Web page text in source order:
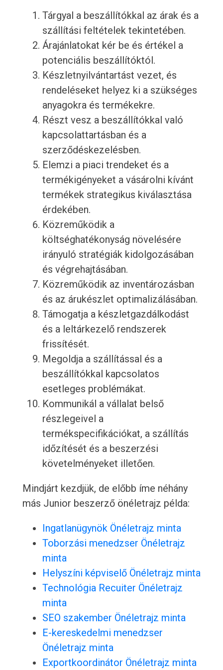
Tárgyal a beszállítókkal az árak és a
szállítási feltételek tekintetében.
Árajánlatokat kér be és értékel a
potenciális beszállítóktól.
Készletnyilvántartást vezet, és
rendeléseket helyez ki a szükséges
anyagokra és termékekre.
Részt vesz a beszállítókkal való
kapcsolattartásban és a
szerződéskezelésben.
Elemzi a piaci trendeket és a
termékigényeket a vásárolni kívánt
termékek strategikus kiválasztása
érdekében.
Közreműködik a
költséghatékonyság növelésére
irányuló stratégiák kidolgozásában
és végrehajtásában.
Közreműködik az inventározásban
és az árukészlet optimalizálásában.
Támogatja a készletgazdálkodást
és a leltárkezelő rendszerek
frissítését.
Megoldja a szállítással és a
beszállítókkal kapcsolatos
esetleges problémákat.
Kommunikál a vállalat belső
részlegeivel a
termékspecifikációkat, a szállítás
időzítését és a beszerzési
követelményeket illetően.
Mindjárt kezdjük, de előbb íme néhány
más Junior beszerző önéletrajz példa:
Ingatlanügynök Önéletrajz minta
Toborzási menedzser Önéletrajz
minta
Helyszíni képviselő Önéletrajz minta
Technológia Recuiter Önéletrajz
minta
SEO szakember Önéletrajz minta
E-kereskedelmi menedzser
Önéletrajz minta
Exportkoordinátor Önéletrajz minta